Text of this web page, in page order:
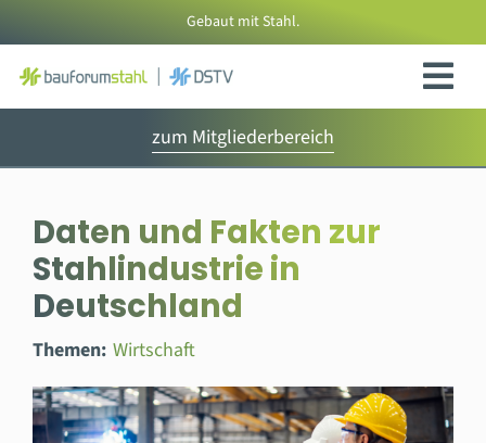
Inhalt
springen
Gebaut mit Stahl.
zum Mitgliederbereich
Daten und Fakten zur
Stahlindustrie in
Deutschland
Themen: Wirtschaft